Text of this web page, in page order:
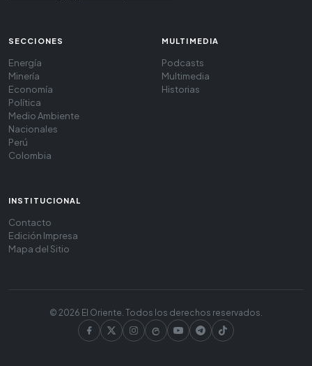
SECCIONES
Energía
Minería
Economía
Política
Medio Ambiente
Nacionales
Perú
Colombia
MULTIMEDIA
Podcasts
Multimedia
Historias
INSTITUCIONAL
Contacto
Edición Impresa
Mapa del Sitio
© 2026 El Oriente. Todos los derechos reservados.